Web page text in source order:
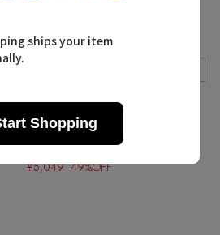
ADORE/アドーア
パールブローチ
¥5,049 49%OFF